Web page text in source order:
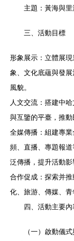
主題：黃海與
三、活動目標
形象展示：立體展
象、文化底蘊與發
風貌。
人文交流：搭建中
與互鑒的平臺，推動
全媒傳播：組建專
頻、直播、專題報
泛傳播，提升活動影
合作促成：探索并
化、旅游、傳媒、青
四、活動主要內
（一）啟動儀